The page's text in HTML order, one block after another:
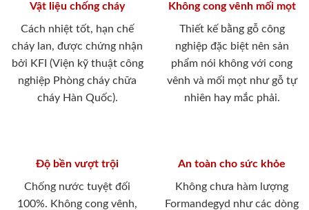
Vật liệu chống cháy
Cách nhiệt tốt, hạn chế
cháy lan, được chứng nhận
bởi KFI (Viện kỹ thuật công
nghiệp Phòng cháy chữa
cháy Hàn Quốc).
Không cong vênh mối mọt
Thiết kế bằng gỗ công
nghiệp đặc biệt nên sản
phẩm nói không với cong
vênh và mối mọt như gỗ tự
nhiên hay mắc phải.
Độ bền vượt trội
Chống nước tuyệt đối
100%. Không cong vênh,
An toàn cho sức khỏe
Không chưa hàm lượng
Formandegyd như các dòng